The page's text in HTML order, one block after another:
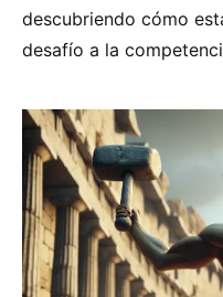
descubriendo cómo
desafío a la